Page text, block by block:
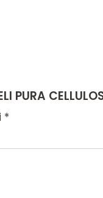
PURA
*